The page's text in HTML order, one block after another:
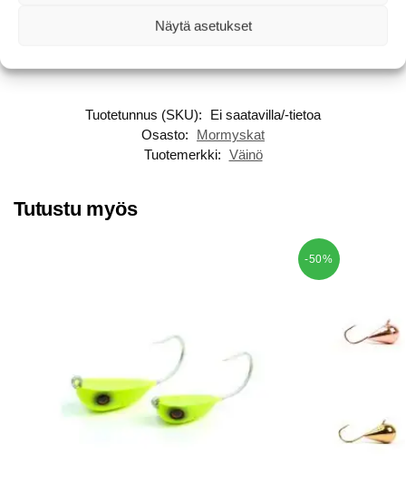
Näytä asetukset
Tuotetunnus (SKU):
Ei saatavilla/-tietoa
Osasto:
Mormyskat
Tuotemerkki: Väinö
Tutustu myös
-50%